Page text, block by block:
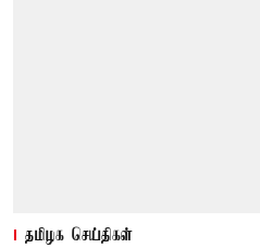
தமிழக செய்திகள்